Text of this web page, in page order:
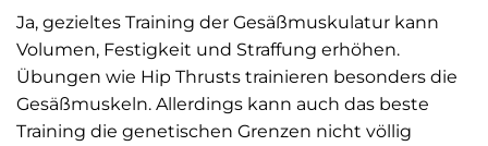
Ja, gezieltes Training der Gesäßmuskulatur kann
Volumen, Festigkeit und Straffung erhöhen.
Übungen wie Hip Thrusts trainieren besonders die
Gesäßmuskeln. Allerdings kann auch das beste
Training die genetischen Grenzen nicht völlig